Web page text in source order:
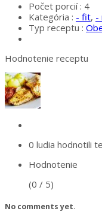
Počet porcií : 4
Kategória : - fit, -
Typ receptu :
Hodnotenie receptu
0 ludia hodnotili
Hodnotenie
(0 / 5)
No comments yet.